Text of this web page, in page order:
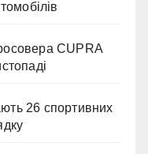
CUPRA
26 спортивних